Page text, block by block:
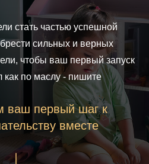
стать частью успешной
сильных и верных
чтобы ваш первый запуск
как по маслу - пишите
ваш первый шаг к
вместе